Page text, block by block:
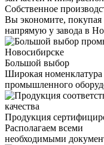
Собственное
Вы экономите, покупая
напрямую у завода в
Большой выбор
Широкая номенклатура
промышленного
Продукция
Располагаем всеми
необходимыми